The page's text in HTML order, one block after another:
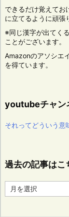
できるだけ覚えてお
に立てるように頑張
※同じ漢字が出てく
ことがございます。
Amazonのアソシエ
を得ています。
youtubeチャン
それってどういう意
過去の記事はこ
去